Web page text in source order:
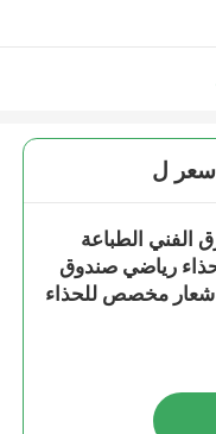
ل
الفني الطباعة
رياضي صندوق
مخصص للحذاء